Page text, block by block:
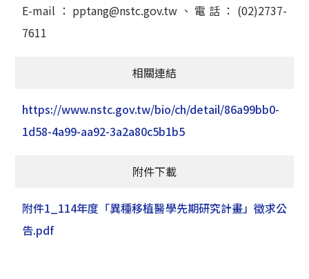
E-mail：pptang@nstc.gov.tw、電話：(02)2737-
7611
相關連結
https://www.nstc.gov.tw/bio/ch/detail/86a99bb0-
1d58-4a99-aa92-3a2a80c5b1b5
附件下載
附件1_114年度「異種移植醫學先期研究計畫」徵求公
告.pdf